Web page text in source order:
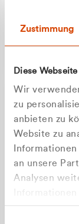
Zustimmung
Diese
Wir
zu
anbieten zu
Website zu
an unsere
Analysen
+49 177